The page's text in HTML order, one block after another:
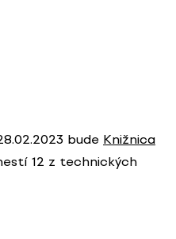
bude Knižnica
12 z technických